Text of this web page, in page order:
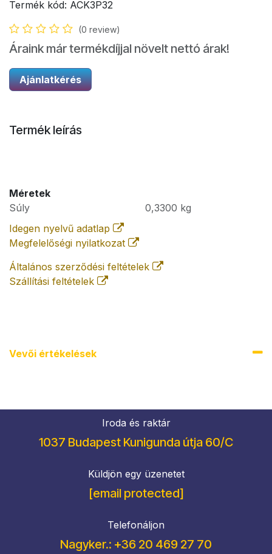
Termék kód: ACK3P32
(0 review)
Áraink már termékdíjjal növelt nettó árak!
Ajánlatkérés
Termék leírás
Méretek
Súly
0,3300 kg
Idegen nyelvű adatlap
Megfelelőségi nyilatkozat
Általános szerződési feltételek
Szállítási feltételek
Vevői értékel​ések
Iroda és raktár
1037 Budapest Kunigunda útja 60/C
Küldjön egy üzenetet
[email protected]
Telefonáljon
Nagyker.: +36 20 469 27 70